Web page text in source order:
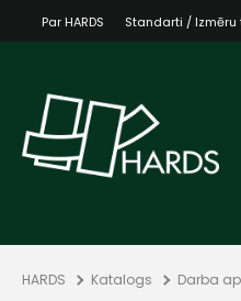
Par HARDS Standarti /
HARDS Katalogs Darba